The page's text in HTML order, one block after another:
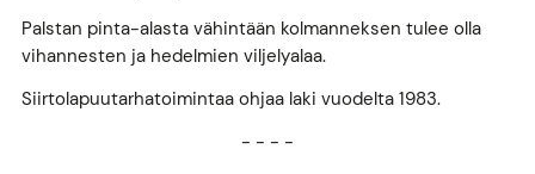
Palstan pinta-alasta vähintään kolmanneksen tulee olla
vihannesten ja hedelmien viljelyalaa.
Siirtolapuutarhatoimintaa ohjaa laki vuodelta 1983.
- - - -